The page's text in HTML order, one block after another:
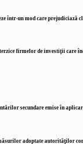
într-un mod care
firmelor de investiţii
secundare emise în
adoptate autorităţilor